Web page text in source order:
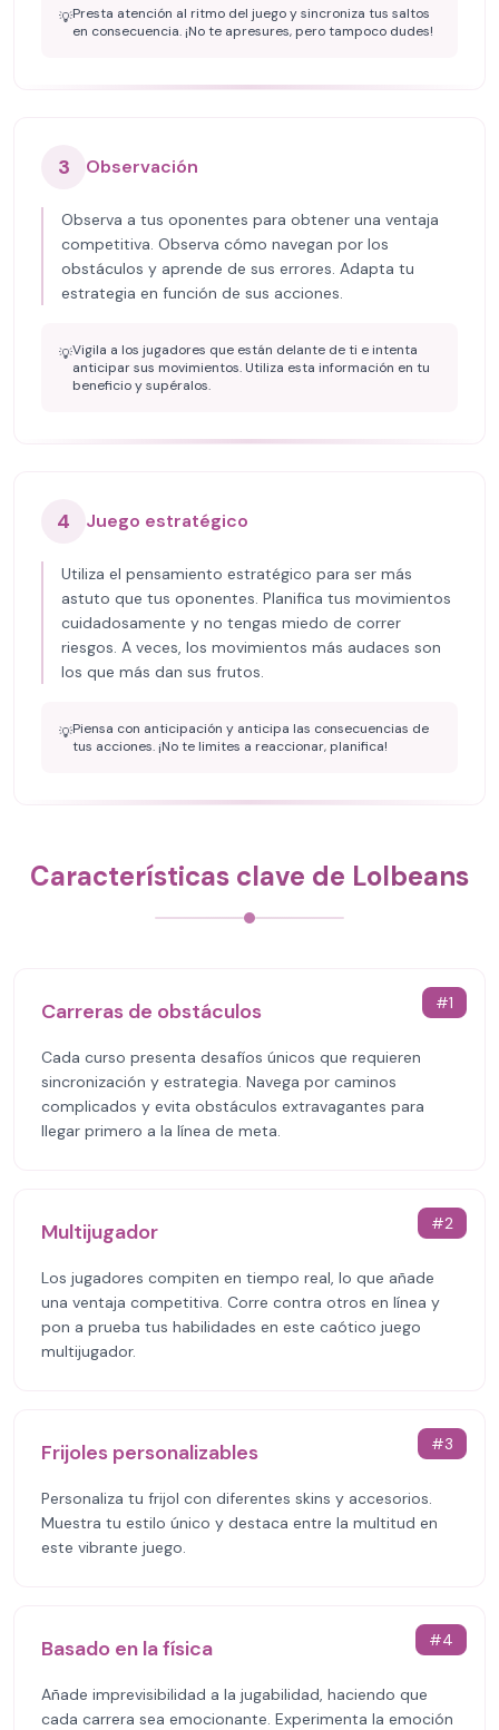
💡Presta atención al ritmo del juego y sincroniza tus saltos
en consecuencia. ¡No te apresures, pero tampoco dudes!
3 Observación
Observa a tus oponentes para obtener una ventaja
competitiva. Observa cómo navegan por los
obstáculos y aprende de sus errores. Adapta tu
estrategia en función de sus acciones.
💡Vigila a los jugadores que están delante de ti e intenta
anticipar sus movimientos. Utiliza esta información en tu
beneficio y supéralos.
4 Juego estratégico
Utiliza el pensamiento estratégico para ser más
astuto que tus oponentes. Planifica tus movimientos
cuidadosamente y no tengas miedo de correr
riesgos. A veces, los movimientos más audaces son
los que más dan sus frutos.
💡Piensa con anticipación y anticipa las consecuencias de
tus acciones. ¡No te limites a reaccionar, planifica!
Características clave de Lolbeans
#1
Carreras de obstáculos
Cada curso presenta desafíos únicos que requieren
sincronización y estrategia. Navega por caminos
complicados y evita obstáculos extravagantes para
llegar primero a la línea de meta.
#2
Multijugador
Los jugadores compiten en tiempo real, lo que añade
una ventaja competitiva. Corre contra otros en línea y
pon a prueba tus habilidades en este caótico juego
multijugador.
#3
Frijoles personalizables
Personaliza tu frijol con diferentes skins y accesorios.
Muestra tu estilo único y destaca entre la multitud en
este vibrante juego.
#4
Basado en la física
Añade imprevisibilidad a la jugabilidad, haciendo que
cada carrera sea emocionante. Experimenta la emoción